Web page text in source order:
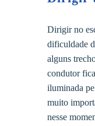
Dirigir no
dificuldade
alguns
condutor
iluminada
muito
nesse